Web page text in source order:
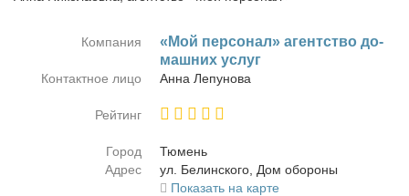
Компания
«Мой пер­со­нал» агент­ство до­
маш­них услуг
Контактное лицо Ан­на Ле­пу­но­ва
Рейтинг
Город
Тю­мень
Адрес
ул. Бе­лин­ско­го, Дом обо­ро­ны
Показать на карте